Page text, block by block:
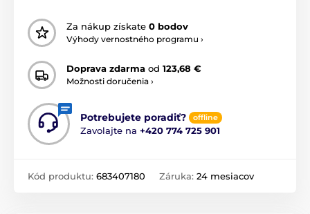
Za nákup získate 0 bodov
Výhody vernostného programu ›
Doprava zdarma od 123,68 €
Možnosti doručenia ›
Potrebujete poradiť? offline
Zavolajte na +420 774 725 901
Kód produktu: 683407180 Záruka: 24 mesiacov